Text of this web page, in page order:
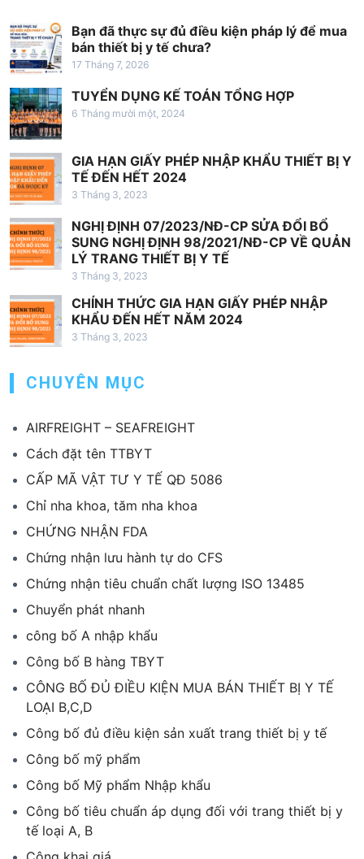
Bạn đã thực sự đủ điều kiện pháp lý để mua
bán thiết bị y tế chưa?
17 Tháng 7, 2026
TUYỂN DỤNG KẾ TOÁN TỔNG HỢP
6 Tháng mười một, 2024
GIA HẠN GIẤY PHÉP NHẬP KHẨU THIẾT BỊ Y
TẾ ĐẾN HẾT 2024
3 Tháng 3, 2023
NGHỊ ĐỊNH 07/2023/NĐ-CP SỬA ĐỔI BỔ
SUNG NGHỊ ĐỊNH 98/2021/NĐ-CP VỀ QUẢN
LÝ TRANG THIẾT BỊ Y TẾ
3 Tháng 3, 2023
CHÍNH THỨC GIA HẠN GIẤY PHÉP NHẬP
KHẨU ĐẾN HẾT NĂM 2024
3 Tháng 3, 2023
CHUYÊN MỤC
AIRFREIGHT – SEAFREIGHT
Cách đặt tên TTBYT
CẤP MÃ VẬT TƯ Y TẾ QĐ 5086
Chỉ nha khoa, tăm nha khoa
CHỨNG NHẬN FDA
Chứng nhận lưu hành tự do CFS
Chứng nhận tiêu chuẩn chất lượng ISO 13485
Chuyển phát nhanh
công bố A nhập khẩu
Công bố B hàng TBYT
CÔNG BỐ ĐỦ ĐIỀU KIỆN MUA BÁN THIẾT BỊ Y TẾ
LOẠI B,C,D
Công bố đủ điều kiện sản xuất trang thiết bị y tế
Công bố mỹ phẩm
Công bố Mỹ phẩm Nhập khẩu
Công bố tiêu chuẩn áp dụng đối với trang thiết bị y
tế loại A, B